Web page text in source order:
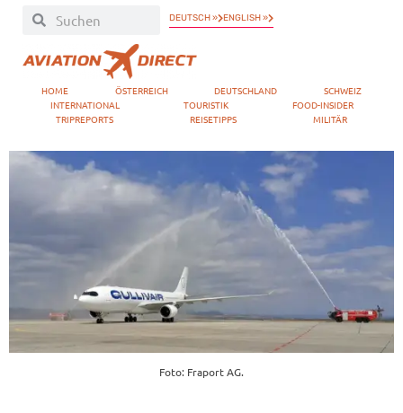
DEUTSCH » ENGLISH »
HOME ÖSTERREICH DEUTSCHLAND
SCHWEIZ
INTERNATIONAL
TOURISTIK
FOOD-INSIDER
TRIPREPORTS
REISETIPPS MILITÄR
Foto: Fraport AG.